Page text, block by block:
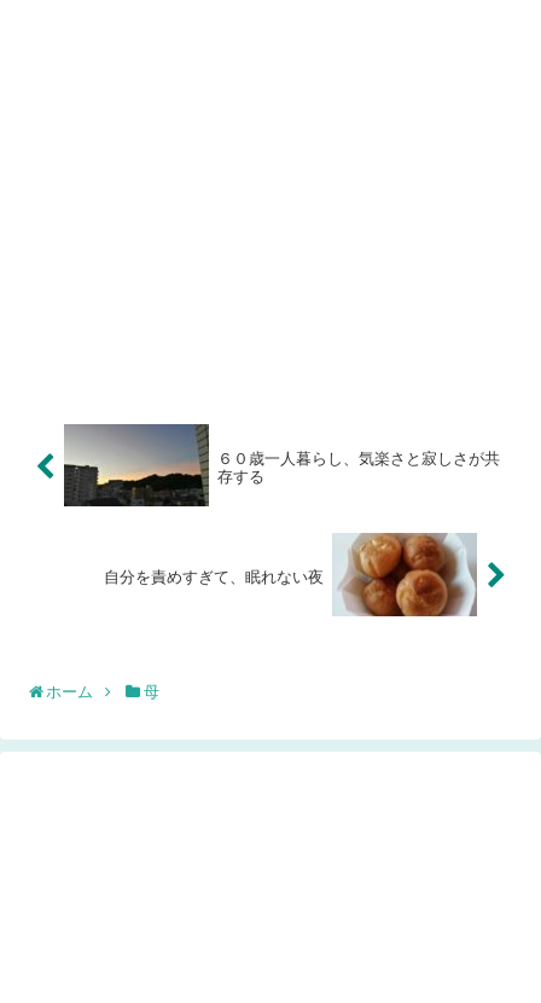
６０歳一人暮らし、気楽さと寂しさが共
存する
自分を責めすぎて、眠れない夜
ホーム 母